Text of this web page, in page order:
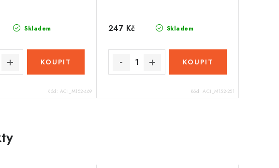
Skladem
Kód: ACI_M152-469
Skladem
247 Kč
Kód: ACI_M152-251